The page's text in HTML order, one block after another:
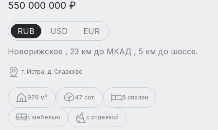
550 000 000 ₽
RUB USD EUR
Новорижское , 23 км до МКАД , 5 км до шоссе.
г. Истра, д. Славково
976 м² 47 сот. 5 спален
с мебелью с отделкой